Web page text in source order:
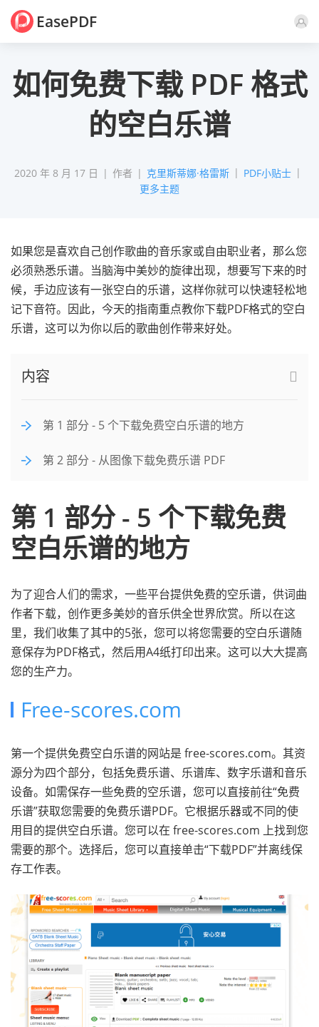
EasePDF
如何免费下载 PDF 格式
的空白乐谱
2020 年 8 月 17 日 作者 克里斯蒂娜·格雷斯
PDF小贴士
更多主题
评论
如果您是喜欢自己创作歌曲的音乐家或自由职业者，那么您
必须熟悉乐谱。当脑海中美妙的旋律出现，想要写下来的时
候，手边应该有一张空白的乐谱，这样你就可以快速轻松地
记下音符。因此，今天的指南重点教你下载PDF格式的空白
乐谱，这可以为你以后的歌曲创作带来好处。
内容
第 1 部分 - 5 个下载免费空白乐谱的地方
第 2 部分 - 从图像下载免费乐谱 PDF
第 1 部分 - 5 个下载免费
空白乐谱的地方
为了迎合人们的需求，一些平台提供免费的空乐谱，供词曲
作者下载，创作更多美妙的音乐供全世界欣赏。所以在这
里，我们收集了其中的5张，您可以将您需要的空白乐谱随
意保存为PDF格式，然后用A4纸打印出来。这可以大大提高
您的生产力。
Free-scores.com
第一个提供免费空白乐谱的网站是 free-scores.com。其资
源分为四个部分，包括免费乐谱、乐谱库、数字乐谱和音乐
设备。如需保存一些免费的空乐谱，您可以直接前往“免费
乐谱”获取您需要的免费乐谱PDF。它根据乐器或不同的使
用目的提供空白乐谱。您可以在 free-scores.com 上找到您
需要的那个。选择后，您可以直接单击“下载PDF”并离线保
存工作表。